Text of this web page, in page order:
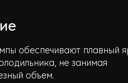
обеспечивают плавный
не занимая
объем.